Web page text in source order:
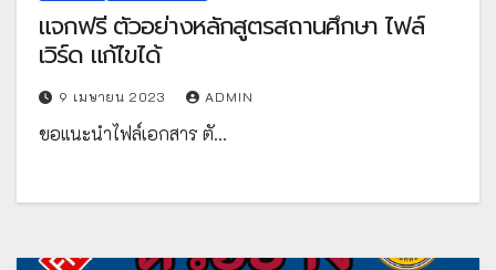
แจกฟรี ตัวอย่างหลักสูตรสถานศึกษา ไฟล์
เวิร์ด แก้ไขได้
9 เมษายน 2023 ADMIN
ขอแนะนำไฟล์เอกสาร ตั…